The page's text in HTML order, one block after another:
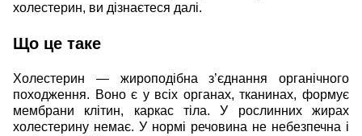
холестерин, ви дізнаєтеся далі.
Що це таке
Холестерин — жироподібна з’єднання органічного
походження. Воно є у всіх органах, тканинах, формує
мембрани клітин, каркас тіла. У рослинних жирах
холестерину немає. У нормі речовина не небезпечна і